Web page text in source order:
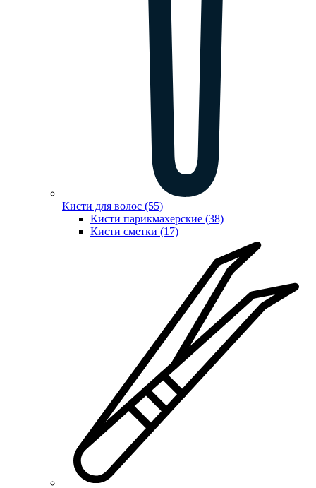
Кисти для волос (55)
Кисти парикмахерские (38)
Кисти сметки (17)